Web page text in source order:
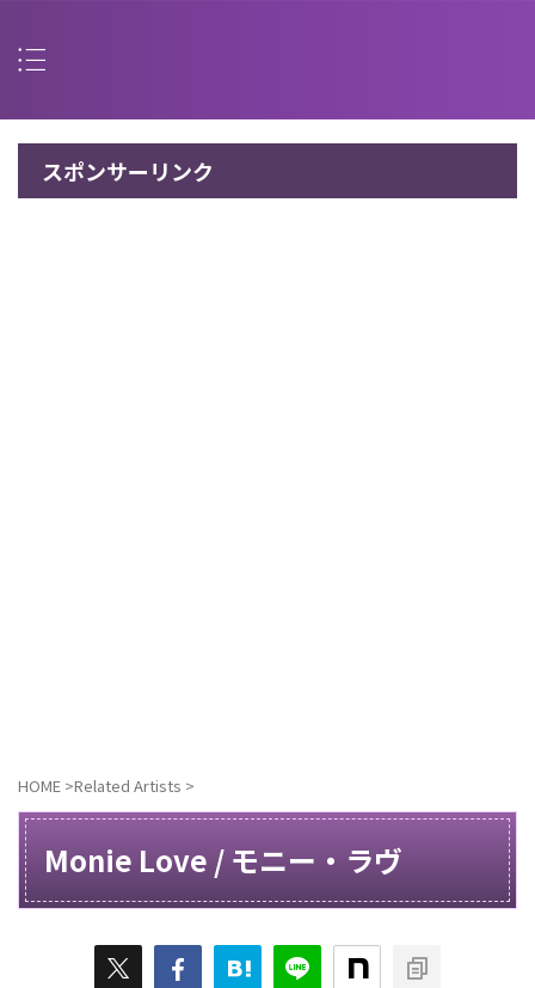
スポンサーリンク
HOME >Related Artists >
Monie Love / モニー・ラヴ